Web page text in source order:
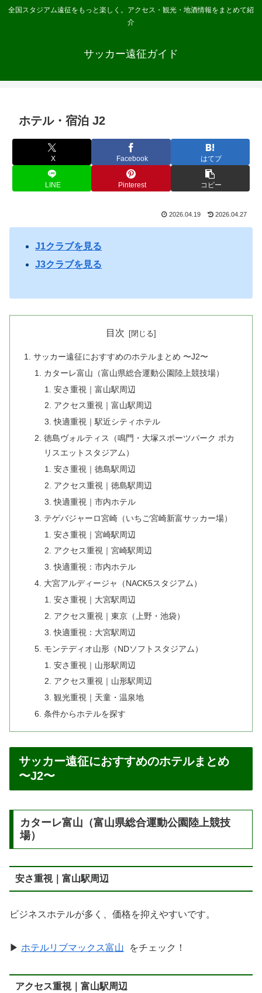
全国スタジアム遠征をもっと楽しく。アクセス・観光・地酒情報をまとめて紹
介
サッカー遠征ガイド
ホテル・宿泊 J2
X Facebook はてブ
LINE Pinterest コピー
2026.04.19 2026.04.27
J1クラブを見る
J3クラブを見る
目次
サッカー遠征におすすめのホテルまとめ 〜J2〜
カターレ富山（富山県総合運動公園陸上競技場）
安さ重視｜富山駅周辺
アクセス重視｜富山駅周辺
快適重視｜駅近シティホテル
徳島ヴォルティス（鳴門・大塚スポーツパーク ポカ
リスエットスタジアム）
安さ重視｜徳島駅周辺
アクセス重視｜徳島駅周辺
快適重視｜市内ホテル
テゲバジャーロ宮崎（いちご宮崎新富サッカー場）
安さ重視｜宮崎駅周辺
アクセス重視｜宮崎駅周辺
快適重視：市内ホテル
大宮アルディージャ（NACK5スタジアム）
安さ重視｜大宮駅周辺
アクセス重視｜東京（上野・池袋）
快適重視：大宮駅周辺
モンテディオ山形（NDソフトスタジアム）
安さ重視｜山形駅周辺
アクセス重視｜山形駅周辺
観光重視｜天童・温泉地
条件からホテルを探す
サッカー遠征におすすめのホテルまとめ
〜J2〜
カターレ富山（富山県総合運動公園陸上競技
場）
安さ重視｜富山駅周辺
ビジネスホテルが多く、価格を抑えやすいです。
▶ ホテルリブマックス富山 をチェック！
アクセス重視｜富山駅周辺